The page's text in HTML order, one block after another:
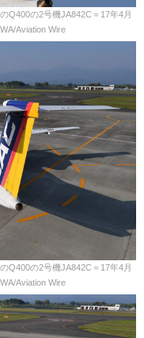
Q400の2号機JA842C＝17年4月
Aviation Wire
Q400の2号機JA842C＝17年4月
Aviation Wire